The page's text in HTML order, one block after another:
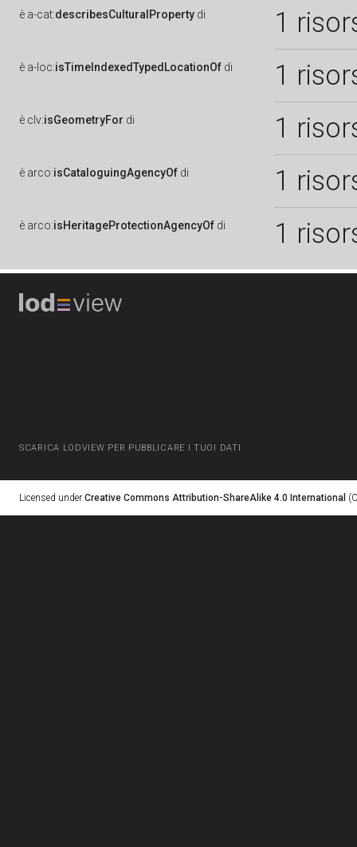
è a-cat:describesCulturalProperty di 1
è a-loc:isTimeIndexedTypedLocationOf di 1
è clv:isGeometryFor di 1
è arco:isCataloguingAgencyOf di 1
è arco:isHeritageProtectionAgencyOf di 1
SCARICA LODVIEW PER PUBBLICARE I TUOI DATI
Licensed under Creative Commons Attribution-ShareAlike 4.0 International